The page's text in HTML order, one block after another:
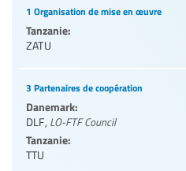
1 Organisation de mise en œuvre
Tanzanie:
ZATU
3 Partenaires de coopération
Danemark:
DLF, LO-FTF Council
Tanzanie:
TTU